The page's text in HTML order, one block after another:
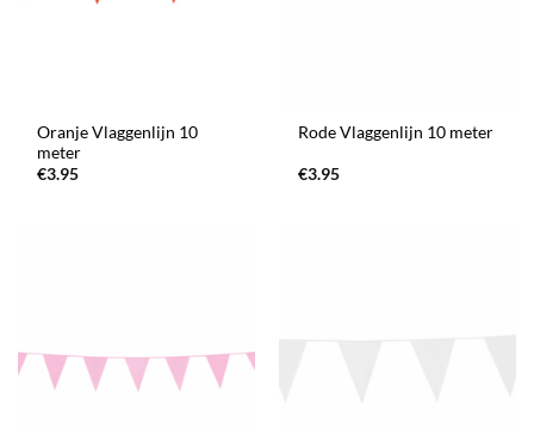
Oranje Vlaggenlijn 10
meter
€3.95
Rode Vlaggenlijn 10 meter
€3.95